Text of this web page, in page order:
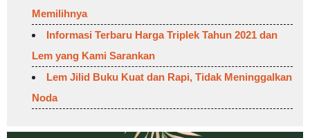
Memilihnya
Informasi Terbaru Harga Triplek Tahun 2021 dan
Lem yang Kami Sarankan
Lem Jilid Buku Kuat dan Rapi, Tidak Meninggalkan
Noda